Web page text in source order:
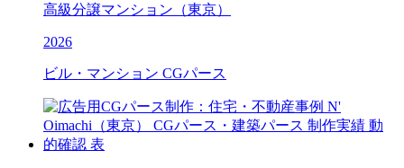
高級分譲マンション（東京）
2026
ビル・マンション CGパース